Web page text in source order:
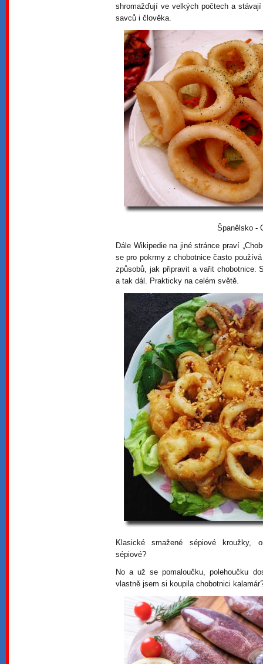
shromažďují ve velkých počtech a
savců i člověka.
Španělsko -
Dále Wikipedie na jiné stránce praví
se pro pokrmy z chobotnice často
způsobů, jak připravit a vařit chobotnice.
a tak dál. Prakticky na celém světě.
Klasické smažené sépiové kroužky,
sépiové?
No a už se pomaloučku, polehoučku
vlastně jsem si koupila chobotnici